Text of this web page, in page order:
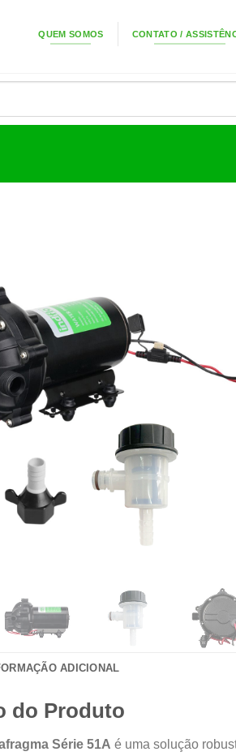
QUEM SOMOS CONTATO /
ADICIONAL
do Produto
Série 51A é uma solução